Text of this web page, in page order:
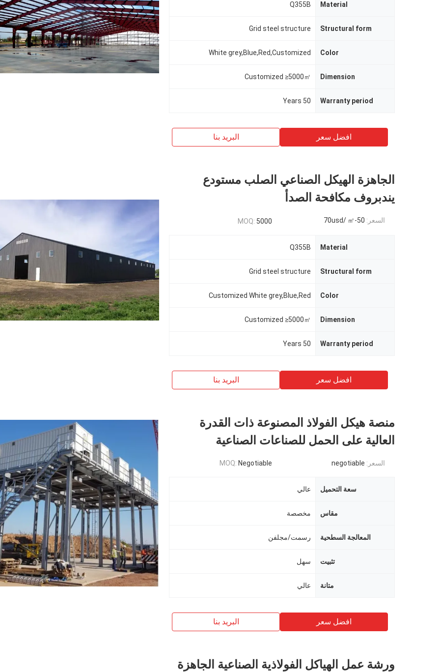
Material
Q355B
Structural form
Grid steel structure
Color
White grey,Blue,Red,Customized
Dimension
Customized ≥5000㎡
Warranty period
50 Years
افضل سعر البريد بنا
الجاهزة الهيكل الصناعي الصلب مستودع
يندبروف مكافحة الصدأ
السعر: 50-70usd/ ㎡
MOQ: 5000
Material
Q355B
Structural form
Grid steel structure
Color
Customized White grey,Blue,Red
Dimension
Customized ≥5000㎡
Warranty period
50 Years
افضل سعر البريد بنا
منصة هيكل الفولاذ المصنوعة ذات القدرة
العالية على الحمل للصناعات الصناعية
السعر: negotiable
MOQ: Negotiable
سعة التحميل عالي
مقاس مخصصة
المعالجة السطحية رسمت/مجلفن
تثبيت سهل
متانة عالي
افضل سعر البريد بنا
ورشة عمل الهياكل الفولاذية الصناعية الجاهزة